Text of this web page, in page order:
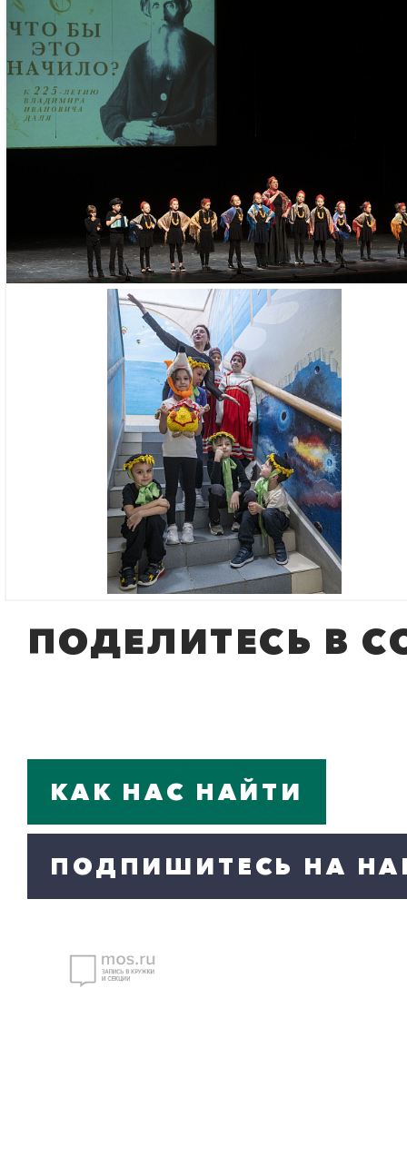
•
•
и
Занятия проходят
61
Необходимые
– свидетельство о
– паспорт одного
– СНИЛС ребенка
ПОДЕЛИТЕСЬ В
КАК НАС НАЙТИ
ПОДПИШИТЕСЬ НА